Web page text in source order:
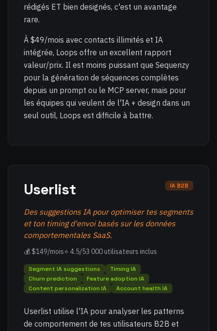
rédigés ET bien designés, c'est un avantage
rare.
À $49/mois avec contacts illimités et IA
intégrée, Loops offre un excellent rapport
valeur/prix. Il est moins puissant que Sequenzy
pour la génération de séquences complètes
depuis un prompt ou le MCP server, mais pour
les équipes qui veulent de l'IA + design dans un
seul outil, Loops est difficile à battre.
Userlist IA B2B
Des suggestions IA pour optimiser tes segments
et ton timing d'envoi basés sur les données
comportementales SaaS.
💰 $149/mois⭐ 4.5/53 000 utilisateurs inclus
Segment IA suggestions
Timing IA
Churn prediction
Feature adoption IA
Content personalization IA
Account health IA
Userlist utilise l'IA pour analyser les patterns
de comportement de tes utilisateurs B2B et